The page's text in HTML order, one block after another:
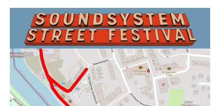
Zapamiętaj moje dane w tej przeglądarce podczas
pisania kolejnych komentarzy.